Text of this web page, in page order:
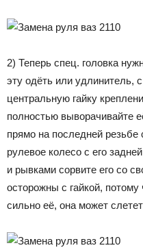
2) Теперь спец. головка
эту одёть или удлинитель,
центральную гайку
полностью выворачивайте
прямо на последней резьбе
рулевое колесо с его
и рывками сорвите его со
осторожны с гайкой,
сильно её, она может